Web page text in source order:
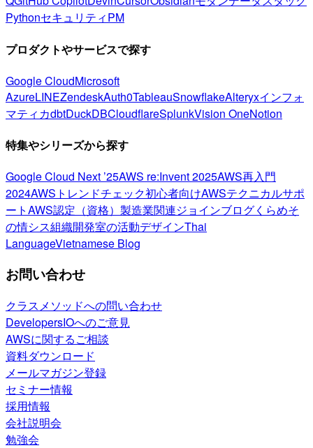
PythonセキュリティPM
プロダクトやサービスで探す
Google CloudMicrosoft
AzureLINEZendeskAuth0TableauSnowflakeAlteryxインフォ
マティカdbtDuckDBCloudflareSplunkVision OneNotion
特集やシリーズから探す
Google Cloud Next ’25AWS re:Invent 2025AWS再入門
2024AWSトレンドチェック初心者向けAWSテクニカルサポ
ートAWS認定（資格） 製造業関連ジョインブログくらめそ
の情シス組織開発室の活動デザインThai
LanguageVietnamese Blog
お問い合わせ
クラスメソッドへの問い合わせ
DevelopersIOへのご意見
AWSに関するご相談
資料ダウンロード
メールマガジン登録
セミナー情報
採用情報
会社説明会
勉強会